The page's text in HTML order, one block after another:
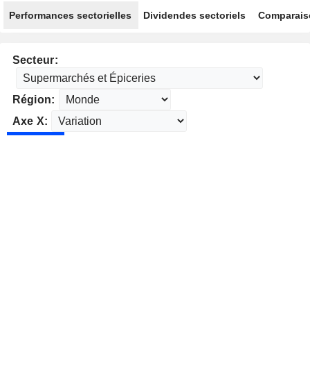
Performances sectorielles Dividendes sectoriels
Secteur:
Région:
Axe X: